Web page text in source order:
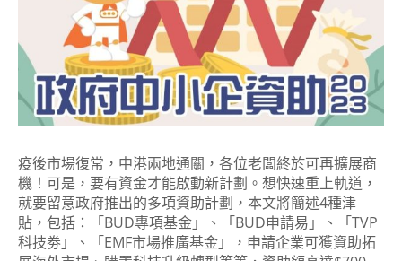
疫後市場復常，中港兩地通關，各位老闆終於可再擴展商
機！可是，要有資金才能啟動新計劃。想快速重上軌道，
就要留意政府推出的多項資助計劃，本文將簡述4種津
貼，包括：「BUD專項基金」、「BUD申請易」、「TVP
科技劵」、「EMF市場推廣基金」，申請企業可獲資助拓